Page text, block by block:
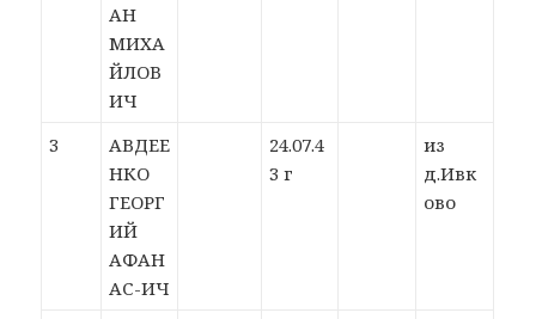
АН
МИХА
ЙЛОВ
ИЧ
3
АВДЕЕ
НКО
ГЕОРГ
ИЙ
АФАН
АС-ИЧ
24.07.4
3 г
из
д.Ивк
ово